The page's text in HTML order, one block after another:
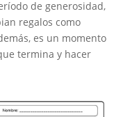
de generosidad,
regalos como
es un momento
termina y hacer